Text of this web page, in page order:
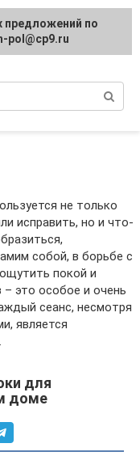
не только
исправить, но и что-
собой, в борьбе с
покой и
– это особое и очень
сеанс, несмотря
является
для
доме
по
pol@cp9.ru